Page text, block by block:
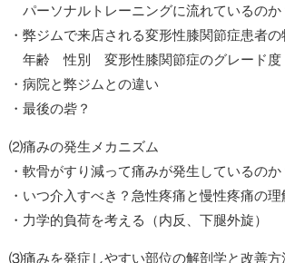
パーソナルトレーニングに流れているのか
・弊ジムで来店される変形性膝関節症患者
年齢 性別 変形性膝関節症のグレード
・病院と弊ジムとの違い
・最後の砦？
⑵痛みの発生メカニズム
・軟骨がすり減って痛みが発生しているのか
・いつ介入すべき？急性疼痛と慢性疼痛の理
・力学的負荷を考える（内反、下腿外旋）
⑶痛みを発症しやすい部位の解剖学と改善方